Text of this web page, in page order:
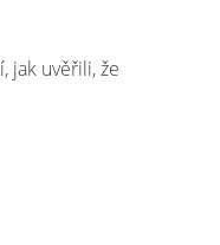
jak uvěřili, že